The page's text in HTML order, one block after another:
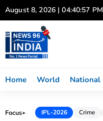
Skip
to
content
August 8, 2026 | 04:40:57 PM
Home World National
Focus► IPL-2026 Crime